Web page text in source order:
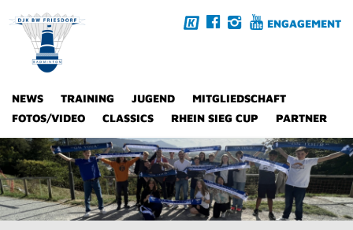
ENGAGEMENT
NEWS TRAINING JUGEND
MITGLIEDSCHAFT
FOTOS/VIDEO
CLASSICS RHEIN SIEG CUP PARTNER